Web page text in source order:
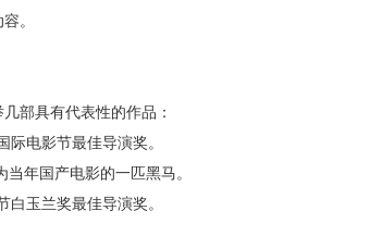
。
部具有代表性的作品：
电影节最佳导演奖。
年国产电影的一匹黑马。
玉兰奖最佳导演奖。